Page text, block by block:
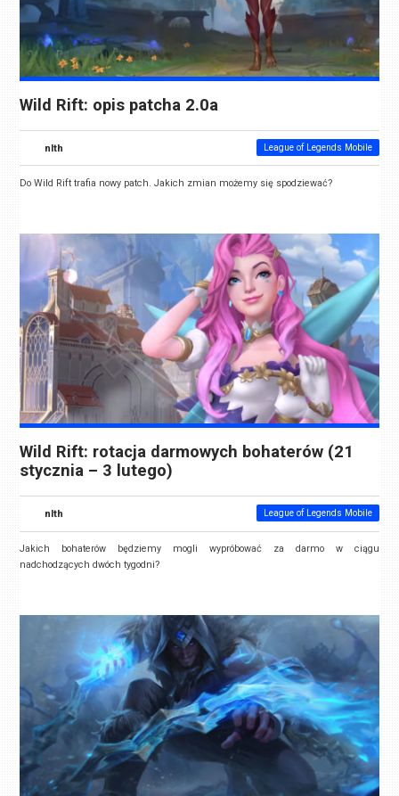
Wild Rift: opis patcha 2.0a
nlth League of Legends Mobile
Do Wild Rift trafia nowy patch. Jakich zmian możemy się spodziewać?
Wild Rift: rotacja darmowych bohaterów (21
stycznia – 3 lutego)
nlth League of Legends Mobile
Jakich bohaterów będziemy mogli wypróbować za darmo w ciągu
nadchodzących dwóch tygodni?